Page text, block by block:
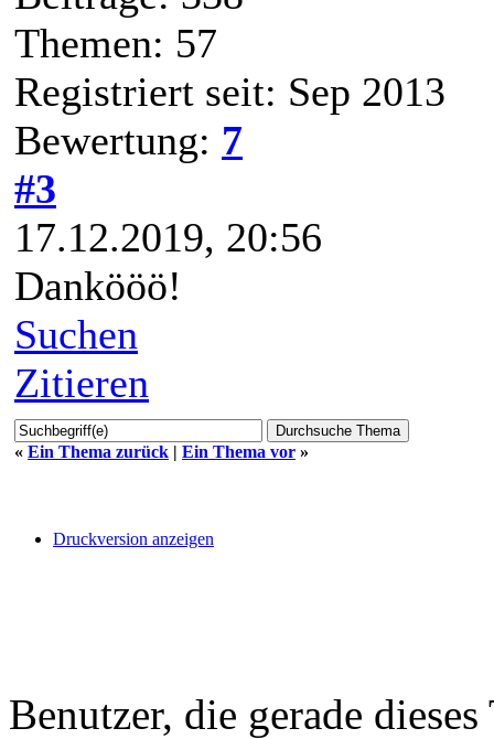
Themen: 57
Registriert seit: Sep 2013
Bewertung: 7
#3
17.12.2019, 20:56
Dankööö!
Suchen
Zitieren
« Ein Thema zurück | Ein Thema vor »
Druckversion anzeigen
Benutzer, die gerade